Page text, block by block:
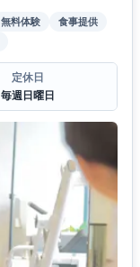
無料体験
食事提供
定休日
毎週日曜日